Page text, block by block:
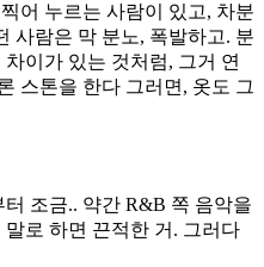
어 누르는 사람이 있고, 차분
사람은 막 분노, 폭발하고. 분
이가 있는 것처럼, 그거 연
스톤을 한다 그러면, 옷도 그
조금.. 약간 R&B 쪽 음악을
로 하면 끈적한 거. 그러다